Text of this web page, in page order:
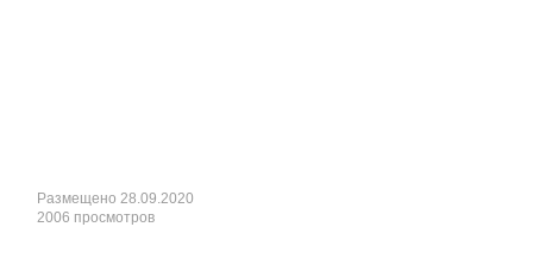
Размещено 28.09.2020
2006 просмотров